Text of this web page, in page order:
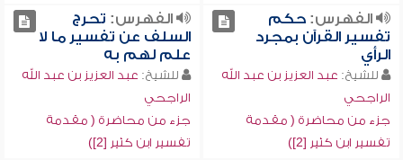
الفهرس:حكم
تفسير القرآن بمجرد
الرأي
للشيخ: عبد العزيز بن عبد الله
الراجحي
جزء من محاضرة ( مقدمة
تفسير ابن كثير [2])
الفهرس: تحرج
السلف عن تفسير ما لا
علم لهم به
للشيخ: عبد العزيز بن عبد الله
الراجحي
جزء من محاضرة ( مقدمة
تفسير ابن كثير [2])